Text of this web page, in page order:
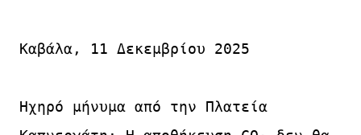
Καβάλα, 11 Δεκεμβρίου 2025
Ηχηρό μήνυμα από την Πλατεία